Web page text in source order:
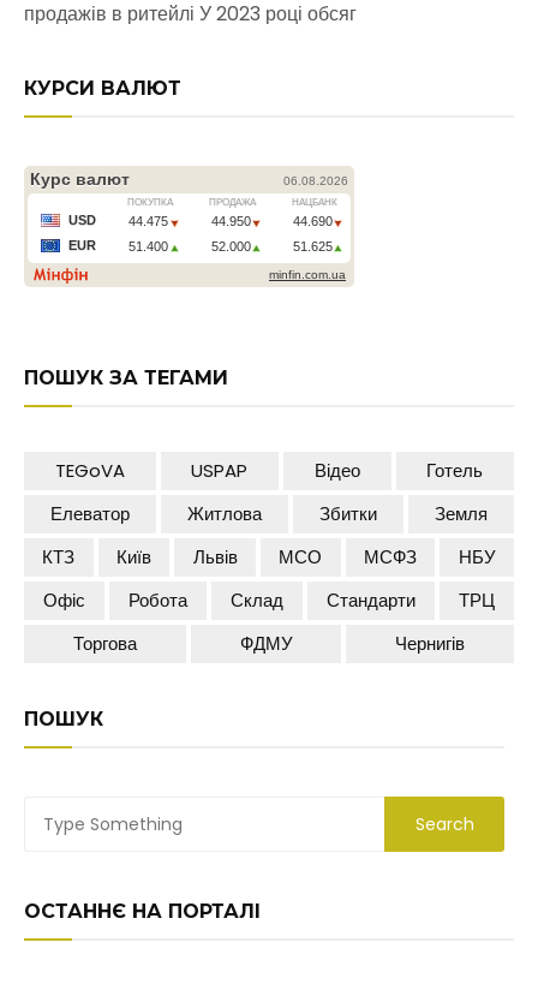
продажів в ритейлі У 2023 році обсяг
КУРСИ ВАЛЮТ
ПОШУК ЗА ТЕГАМИ
TEGoVA USPAP Відео
Готель
Елеватор
Житлова Збитки
Земля
КТЗ
Київ Львів МСО МСФЗ
НБУ
Офіс
Робота Склад Стандарти
ТРЦ
Торгова
ФДМУ Чернигів
ПОШУК
ОСТАННЄ НА ПОРТАЛІ